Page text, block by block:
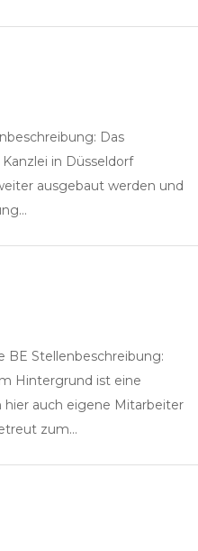
Das
in Düsseldorf
ausgebaut werden und
BE Stellenbeschreibung:
Hintergrund ist eine
auch eigene Mitarbeiter
zum…